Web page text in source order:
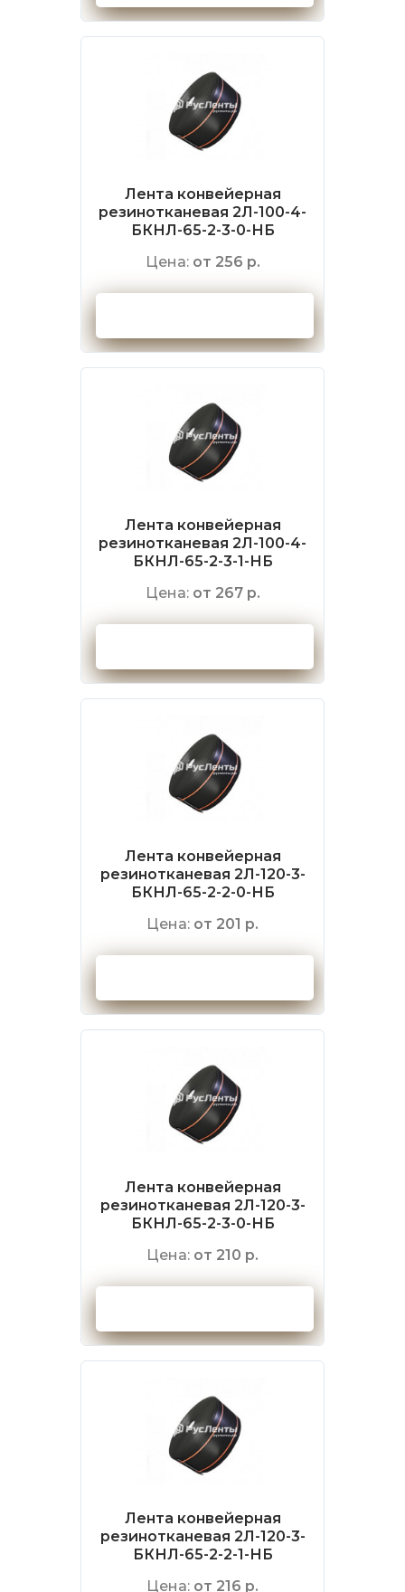
Лента конвейерная
резинотканевая 2Л-100-4-
БКНЛ-65-2-3-0-НБ
Цена: от 256 р.
Лента конвейерная
резинотканевая 2Л-100-4-
БКНЛ-65-2-3-1-НБ
Цена: от 267 р.
Лента конвейерная
резинотканевая 2Л-120-3-
БКНЛ-65-2-2-0-НБ
Цена: от 201 р.
Лента конвейерная
резинотканевая 2Л-120-3-
БКНЛ-65-2-3-0-НБ
Цена: от 210 р.
Лента конвейерная
резинотканевая 2Л-120-3-
БКНЛ-65-2-2-1-НБ
Цена: от 216 р.